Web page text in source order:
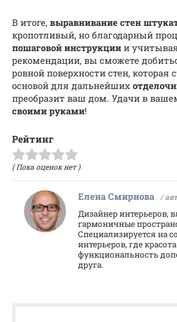
В итоге, выравнивание стен
кропотливый, но благодарный
пошаговой инструкции и
рекомендации, вы сможете
ровной поверхности стен, которая
основой для дальнейших
преобразит ваш дом. Удачи в
своими руками!
Рейтинг
( Пока оценок нет )
Елена Смирнова /
Дизайнер интерьеров,
гармоничные
Специализируется на
интерьеров, где
функциональность
друга.